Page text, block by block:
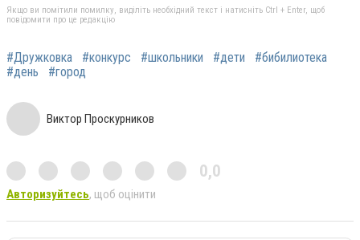
Якщо ви помітили помилку, виділіть необхідний текст і натисніть Ctrl + Enter, щоб
повідомити про це редакцію
#Дружковка #конкурс #школьники #дети
#бибилиотека
#день
#город
Виктор Проскурников
0,0
Авторизуйтесь, щоб оцінити